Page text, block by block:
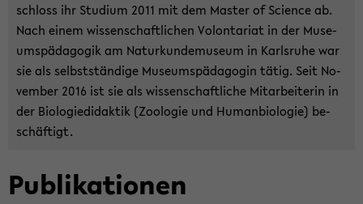
schloss ihr Stu­di­um 2011 mit dem Mas­ter of Sci­ence ab.
Nach einem wis­sen­schaft­li­chen Vo­lon­ta­ri­at in der Mu­se­
ums­päd­ago­gik am Na­tur­kun­de­mu­se­um in Karls­ru­he war
sie als selbst­stän­di­ge Mu­se­ums­päd­ago­gin tätig. Seit No­
vem­ber 2016 ist sie als wis­sen­schaft­li­che Mit­ar­bei­te­rin in
der Bio­lo­gie­di­dak­tik (Zoo­lo­gie und Hu­man­bio­lo­gie) be­
schäf­tigt.
Pu­bli­ka­tio­nen